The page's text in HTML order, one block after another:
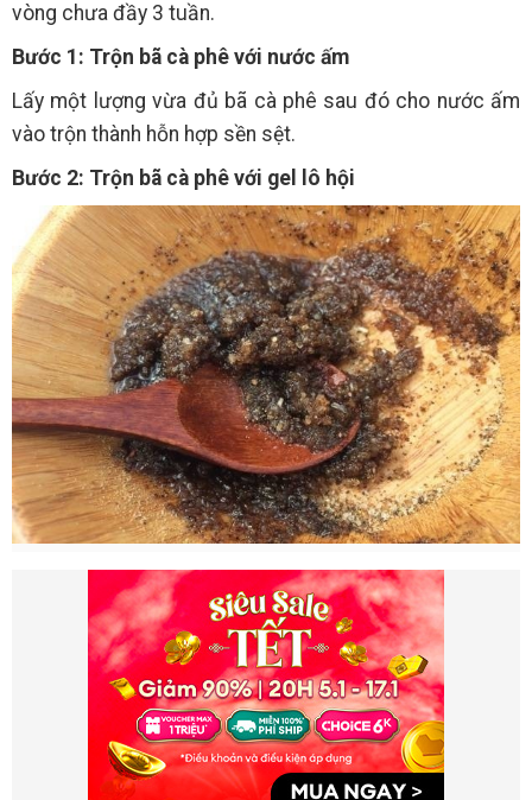
vòng chưa đầy 3 tuần.
Bước 1: Trộn bã cà phê với nước ấm
Lấy một lượng vừa đủ bã cà phê sau đó cho nước ấm
vào trộn thành hỗn hợp sền sệt.
Bước 2: Trộn bã cà phê với gel lô hội